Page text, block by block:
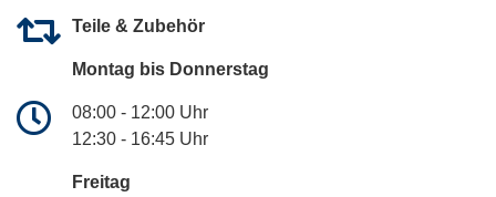
Teile & Zubehör
Montag bis Donnerstag
08:00 - 12:00 Uhr
12:30 - 16:45 Uhr
Freitag